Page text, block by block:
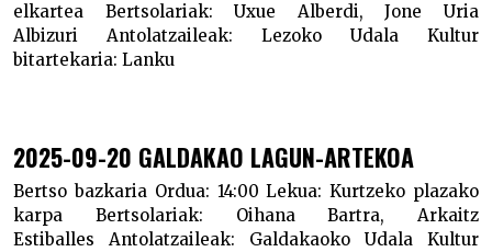
elkartea Bertsolariak: Uxue Alberdi, Jone Uria
Albizuri Antolatzaileak: Lezoko Udala Kultur
bitartekaria: Lanku
2025-09-20 GALDAKAO LAGUN-ARTEKOA
Bertso bazkaria Ordua: 14:00Lekua: Kurtzeko plazako
karpa Bertsolariak: Oihana Bartra, Arkaitz
Estiballes Antolatzaileak: Galdakaoko Udala Kultur